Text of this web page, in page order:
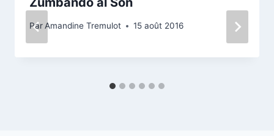
Par Amandine Tremulot 15 août 2016